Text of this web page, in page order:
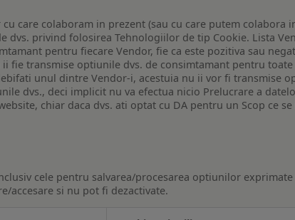
care colaboram in prezent (sau cu care putem colabora
privind folosirea Tehnologiilor de tip Cookie. Lista
pentru fiecare Vendor, fie ca este pozitiva sau
fie transmise optiunile dvs. de consimtamant pentru
unul dintre Vendor-i, acestuia nu ii vor fi transmise
dvs., deci implicit nu va efectua nicio Prelucrare a
chiar daca dvs. ati optat cu DA pentru un Scop ce
cele pentru salvarea/procesarea optiunilor
accesare si nu pot fi dezactivate.